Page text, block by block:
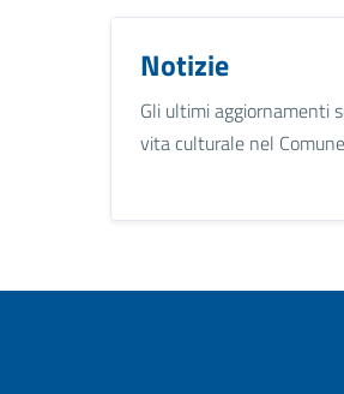
Notizie
Gli ultimi aggiornamenti
vita culturale nel